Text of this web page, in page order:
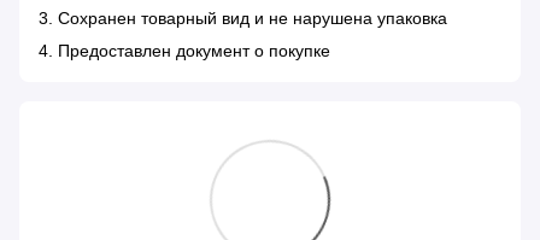
3. Сохранен товарный вид и не нарушена упаковка
4. Предоставлен документ о покупке